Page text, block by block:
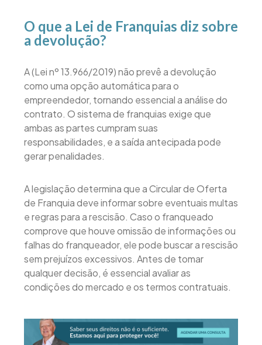
O que a Lei de Franquias diz sobre
a devolução?
A (Lei nº 13.966/2019) não prevê a devolução
como uma opção automática para o
empreendedor, tornando essencial a análise do
contrato. O sistema de franquias exige que
ambas as partes cumpram suas
responsabilidades, e a saída antecipada pode
gerar penalidades.
A legislação determina que a Circular de Oferta
de Franquia deve informar sobre eventuais multas
e regras para a rescisão. Caso o franqueado
comprove que houve omissão de informações ou
falhas do franqueador, ele pode buscar a rescisão
sem prejuízos excessivos. Antes de tomar
qualquer decisão, é essencial avaliar as
condições do mercado e os termos contratuais.